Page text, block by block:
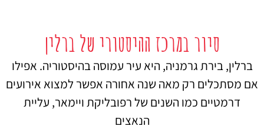
סיור במרכז ההיסטורי של ברלין
ברלין, בירת גרמניה, היא עיר עמוסה בהיסטוריה. אפילו
אם מסתכלים רק מאה שנה אחורה אפשר למצוא אירועים
דרמטיים כמו השנים של רפובליקת ויימאר, עליית
הנאצים